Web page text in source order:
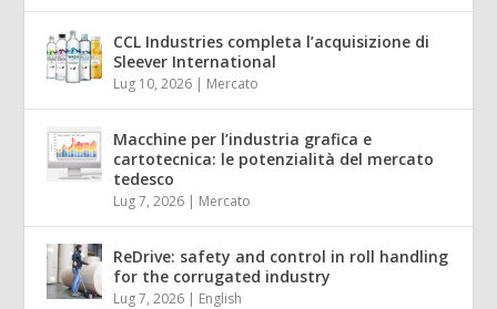
CCL Industries completa l’acquisizione di
Sleever International
Lug 10, 2026 | Mercato
Macchine per l’industria grafica e
cartotecnica: le potenzialità del mercato
tedesco
Lug 7, 2026 | Mercato
ReDrive: safety and control in roll handling
for the corrugated industry
Lug 7, 2026 | English